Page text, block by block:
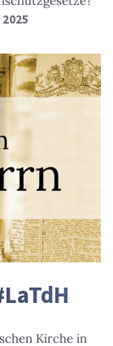
Kirche in